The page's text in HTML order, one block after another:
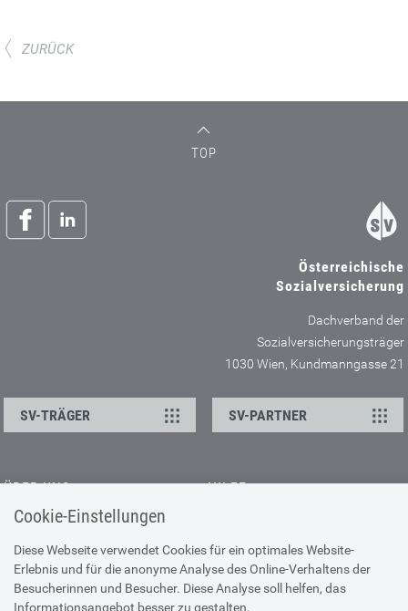
Cookie-Einstellungen
Diese Webseite verwendet Cookies für ein optimales Website-
Erlebnis und für die anonyme Analyse des Online-Verhaltens der
Besucherinnen und Besucher. Diese Analyse soll helfen, das
Informationsangebot besser zu gestalten.
ZURÜCK
TOP
Österreichische
Sozialversicherung
Dachverband der
Sozialversicherungsträger
1030 Wien, Kundmanngasse 21
SV-TRÄGER SV-PARTNER
ÜBER UNS
Kontakt
Offene Stellen
Presse
HILFE
Browser-Info & Sicherheit
Hilfe zur Suche
Technische Unterstützung